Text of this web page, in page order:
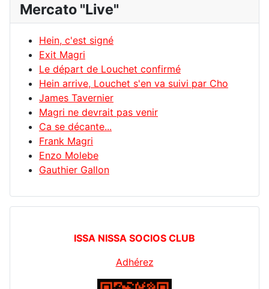
Mercato "Live"
Hein, c'est signé
Exit Magri
Le départ de Louchet confirmé
Hein arrive, Louchet s'en va suivi par Cho
James Tavernier
Magri ne devrait pas venir
Ca se décante...
Frank Magri
Enzo Molebe
Gauthier Gallon
ISSA NISSA SOCIOS CLUB
Adhérez